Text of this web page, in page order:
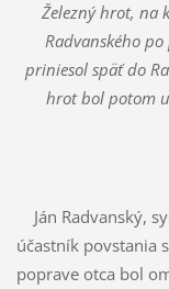
Železný hrot, na
Radvanského
priniesol späť do
hrot bol potom
Ján Radvanský,
účastník povstania
poprave otca bol